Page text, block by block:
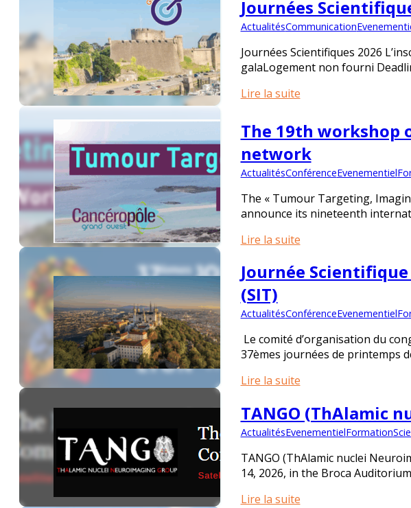
Journées
ActualitésCommunication
Journées Scientifiques 2026
galaLogement non fourni
Lire la suite
The 19th workshop
network
ActualitésConférenceEvenementiel
The « Tumour Targeting,
announce its nineteenth
Lire la suite
Journée
(SIT)
ActualitésConférenceEvenementiel
Le comité d’organisation du
37èmes journées de printemps
Lire la suite
TANGO (ThAlamic
ActualitésEvenementielFormation
TANGO (ThAlamic nuclei
14, 2026, in the Broca
Lire la suite